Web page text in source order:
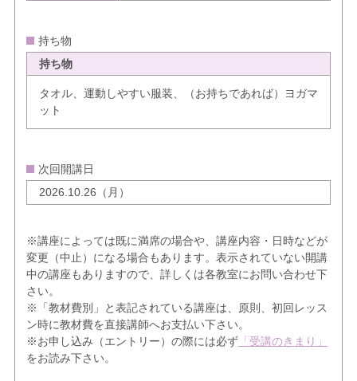
持ち物
持ち物
タオル、運動しやすい服装、（お持ちであれば）ヨガマ
ット
次回開講日
2026.10.26（月）
※講座によっては既に満席の場合や、講座内容・日時などが
変更（中止）になる場合もあります。表示されていない開講
中の講座もありますので、詳しくは各教室にお問い合わせ下
さい。
※「教材費別」と表記されている講座は、原則、初回レッス
ン時に教材費を直接講師へお支払い下さい。
※お申し込み（エントリー）の際には必ず「受講のきまり」
をお読み下さい。